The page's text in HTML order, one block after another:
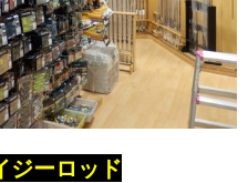
ジーロッド